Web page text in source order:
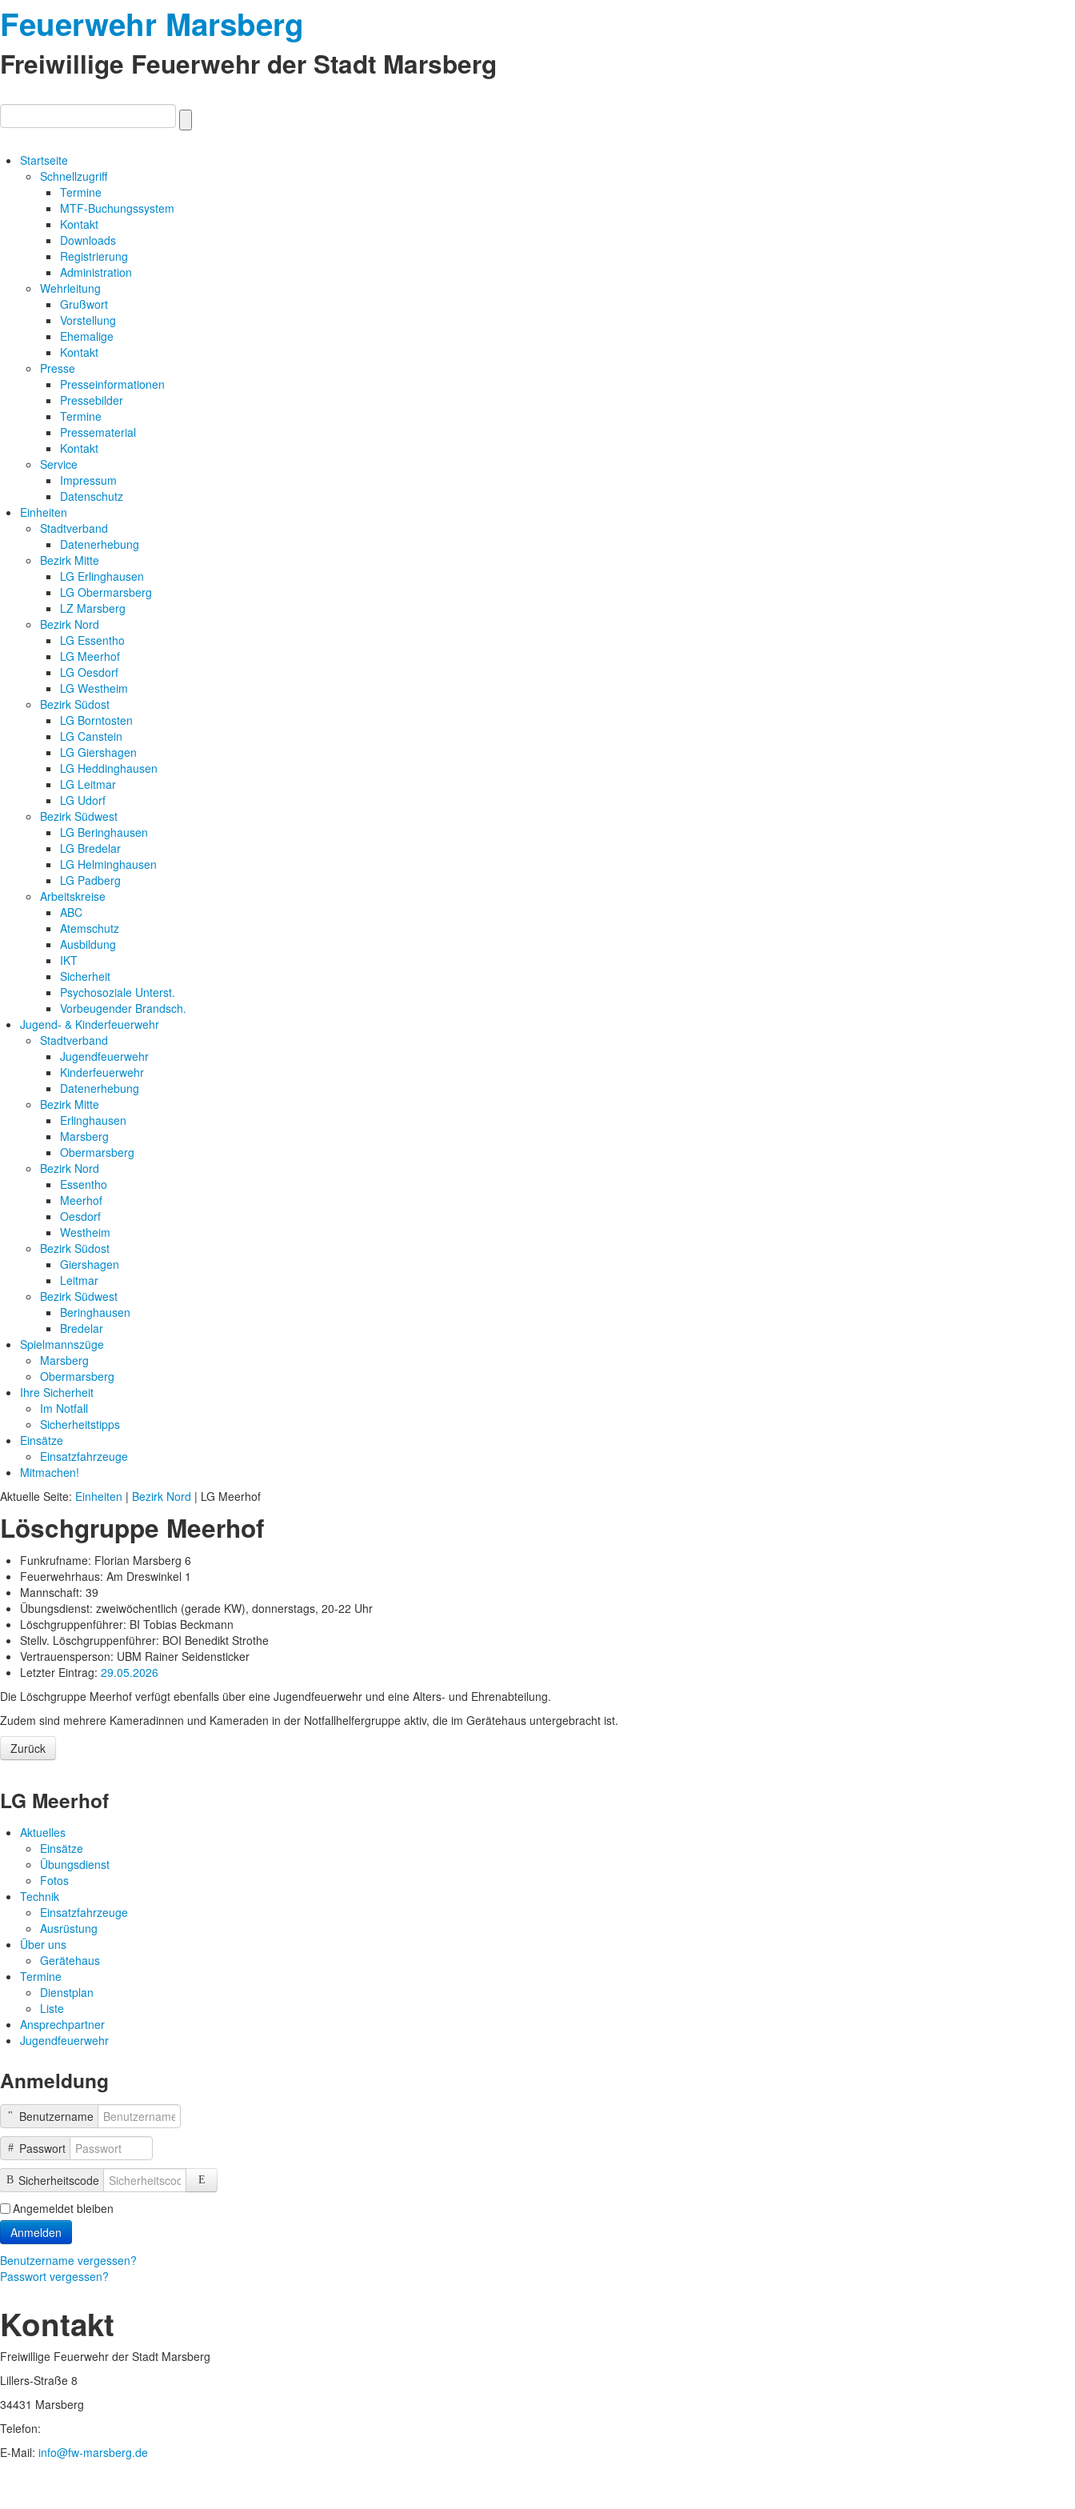
Feuerwehr Marsberg
Freiwillige Feuerwehr der Stadt Marsberg
Startseite
Schnellzugriff
Termine
MTF-Buchungssystem
Kontakt
Downloads
Registrierung
Administration
Wehrleitung
Grußwort
Vorstellung
Ehemalige
Kontakt
Presse
Presseinformationen
Pressebilder
Termine
Pressematerial
Kontakt
Service
Impressum
Datenschutz
Einheiten
Stadtverband
Datenerhebung
Bezirk Mitte
LG Erlinghausen
LG Obermarsberg
LZ Marsberg
Bezirk Nord
LG Essentho
LG Meerhof
LG Oesdorf
LG Westheim
Bezirk Südost
LG Borntosten
LG Canstein
LG Giershagen
LG Heddinghausen
LG Leitmar
LG Udorf
Bezirk Südwest
LG Beringhausen
LG Bredelar
LG Helminghausen
LG Padberg
Arbeitskreise
ABC
Atemschutz
Ausbildung
IKT
Sicherheit
Psychosoziale Unterst.
Vorbeugender Brandsch.
Jugend- & Kinderfeuerwehr
Stadtverband
Jugendfeuerwehr
Kinderfeuerwehr
Datenerhebung
Bezirk Mitte
Erlinghausen
Marsberg
Obermarsberg
Bezirk Nord
Essentho
Meerhof
Oesdorf
Westheim
Bezirk Südost
Giershagen
Leitmar
Bezirk Südwest
Beringhausen
Bredelar
Spielmannszüge
Marsberg
Obermarsberg
Ihre Sicherheit
Im Notfall
Sicherheitstipps
Einsätze
Einsatzfahrzeuge
Mitmachen!
Aktuelle Seite: Einheiten | Bezirk Nord | LG Meerhof
Löschgruppe Meerhof
Funkrufname: Florian Marsberg 6
Feuerwehrhaus: Am Dreswinkel 1
Mannschaft: 39
Übungsdienst: zweiwöchentlich (gerade KW), donnerstags, 20-22 Uhr
Löschgruppenführer: BI Tobias Beckmann
Stellv. Löschgruppenführer: BOI Benedikt Strothe
Vertrauensperson: UBM Rainer Seidensticker
Letzter Eintrag: 29.05.2026
Die Löschgruppe Meerhof verfügt ebenfalls über eine Jugendfeuerwehr und eine Alters- und Ehrenabteilung.
Zudem sind mehrere Kameradinnen und Kameraden in der Notfallhelfergruppe aktiv, die im Gerätehaus untergebracht ist.
LG Meerhof
Aktuelles
Einsätze
Übungsdienst
Fotos
Technik
Einsatzfahrzeuge
Ausrüstung
Über uns
Gerätehaus
Termine
Dienstplan
Liste
Ansprechpartner
Jugendfeuerwehr
Anmeldung
Benutzername
Passwort
Sicherheitscode
Angemeldet bleiben
Anmelden
Benutzername vergessen?
Passwort vergessen?
Kontakt
Freiwillige Feuerwehr der Stadt Marsberg
Lillers-Straße 8
34431 Marsberg
Telefon:
E-Mail: info@fw-marsberg.de